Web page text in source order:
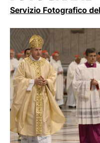
Servizio Fotografico